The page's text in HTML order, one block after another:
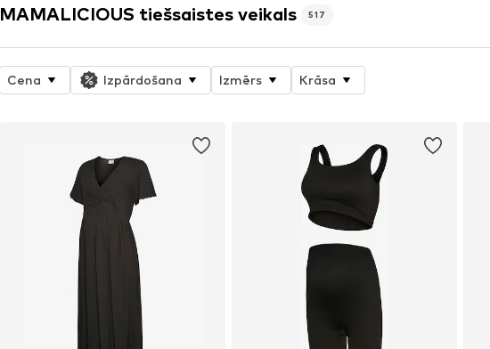
MAMALICIOUS tiešsaistes veikals 517
Cena Izpārdošana Izmērs Krāsa